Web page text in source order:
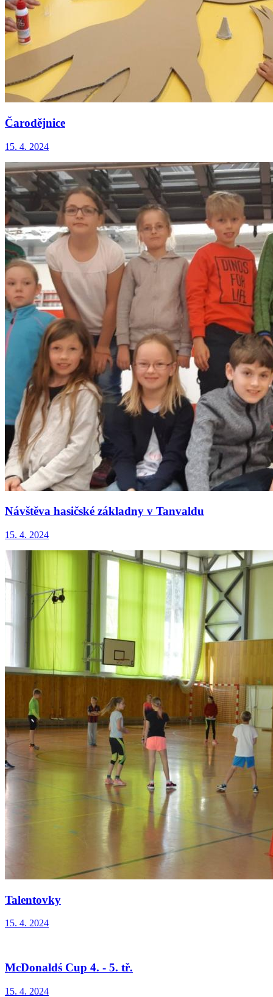
Čarodějnice
15. 4. 2024
Návštěva hasičské základny v Tanvaldu
15. 4. 2024
Talentovky
15. 4. 2024
McDonaldś Cup 4. - 5. tř.
15. 4. 2024